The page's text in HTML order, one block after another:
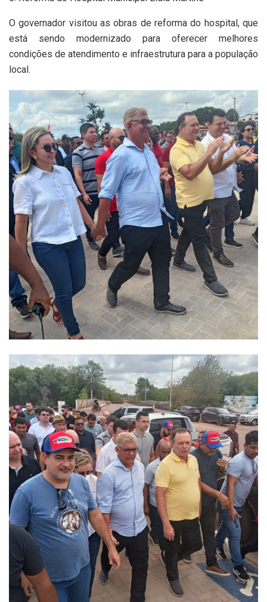
O governador visitou as obras de reforma do hospital, que
está sendo modernizado para oferecer melhores
condições de atendimento e infraestrutura para a população
local.